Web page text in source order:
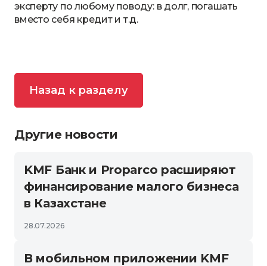
эксперту по любому поводу: в долг, погашать
вместо себя кредит и т.д.
Назад к разделу
Другие новости
KMF Банк и Proparco расширяют
финансирование малого бизнеса
в Казахстане
28.07.2026
В мобильном приложении KMF